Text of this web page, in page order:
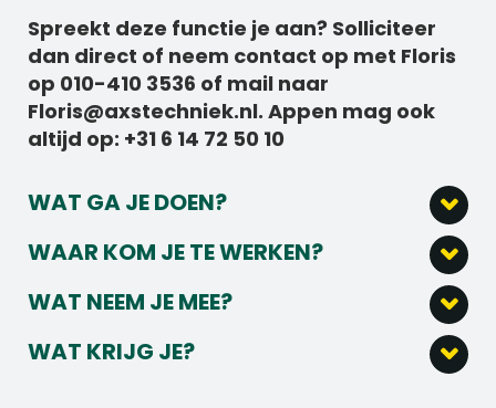
Spreekt deze functie je aan? Solliciteer
dan direct of neem contact op met Floris
op 010-410 3536 of mail naar
Floris@axstechniek.nl. Appen mag ook
altijd op: +31 6 14 72 50 10
WAT GA JE DOEN?
beheer team kan jij het volgende
verwachten:
elektrotechnische installaties bij onze
WAAR KOM JE TE WERKEN?
Van installatie tot onderhoud en reparatie
bij grote utiliteitsklanten: wij regelen het. Ons
team bestaat uit enthousiaste vakmensen
die van afwisseling houden. Geen dag is hier
WAT NEEM JE MEE?
monteur service:
WAT KRIJG JE?